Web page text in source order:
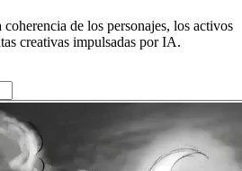
de los personajes, los activos
creativas impulsadas por IA.